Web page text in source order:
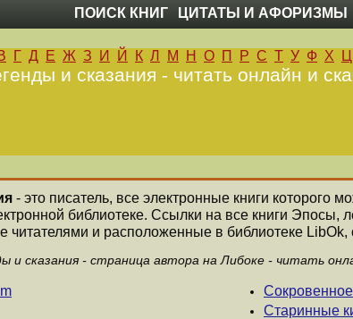
ПОИСК КНИГ ЦИТАТЫ И АФОРИЗМЫ
Г Д Е Ж З И Й К Л М Н О П Р С Т У Ф Х Ц
и сказания - читать онлайн и
- это писатель, все электронные книги которого
библиотеке. Ссылки на все книги Эпосы,
читателями и расположенные в библиотеке LibOk,
и сказания - страница автора на Либоке - читать
Старинные